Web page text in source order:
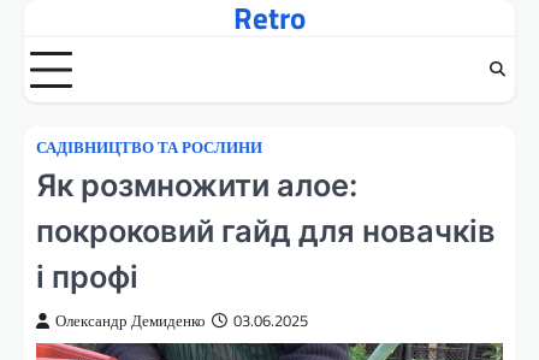
вмісту
Retro
САДІВНИЦТВО ТА РОСЛИНИ
Як розмножити алое:
покроковий гайд для новачків
і профі
Олександр Демиденко 03.06.2025